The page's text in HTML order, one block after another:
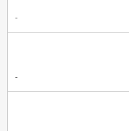
-
-